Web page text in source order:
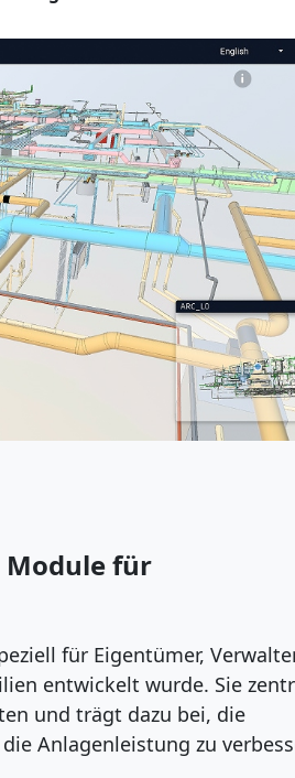
Module für
für Eigentümer,
entwickelt wurde. Sie
und trägt dazu bei, die
Anlagenleistung zu